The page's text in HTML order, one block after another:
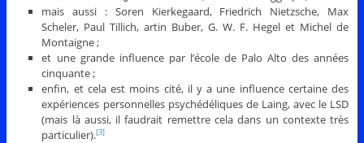
mais aussi : Soren Kierkegaard, Friedrich Nietzsche, Max
Scheler, Paul Tillich, artin Buber, G. W. F. Hegel et Michel de
Montaigne ;
et une grande influence par l’école de Palo Alto des années
cinquante ;
enfin, et cela est moins cité, il y a une influence certaine des
expériences personnelles psychédéliques de Laing, avec le LSD
(mais là aussi, il faudrait remettre cela dans un contexte très
particulier).[3]